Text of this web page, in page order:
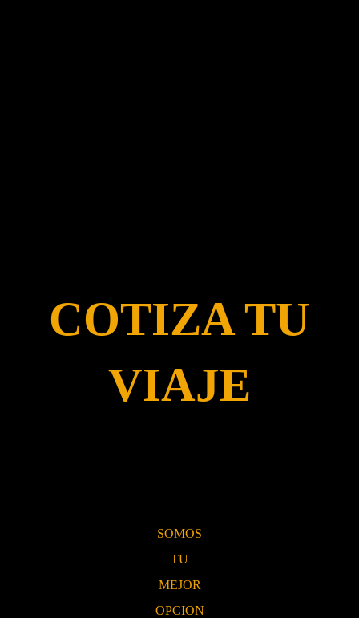
COTIZA TU
VIAJE
SOMOS
TU
MEJOR
OPCION